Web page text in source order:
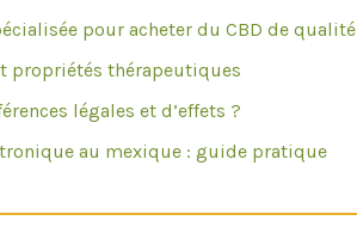
pour acheter du CBD de qualité
propriétés thérapeutiques
légales et d’effets ?
au mexique : guide pratique